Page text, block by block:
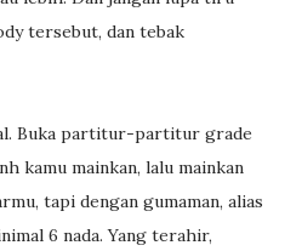
tersebut, dan tebak
Buka partitur-partitur grade
kamu mainkan, lalu mainkan
tapi dengan gumaman, alias
6 nada. Yang terahir,